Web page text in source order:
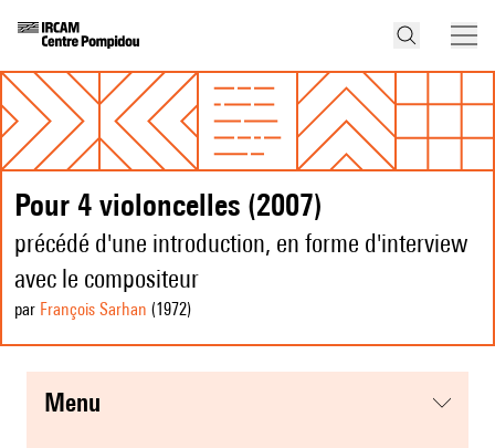
Pour 4 violoncelles (2007)
précédé d'une introduction, en forme d'interview
avec le compositeur
par François Sarhan (1972)
menu